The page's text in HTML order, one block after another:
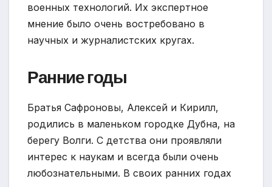
военных технологий. Их экспертное
мнение было очень востребовано в
научных и журналистских кругах.
Ранние годы
Братья Сафроновы, Алексей и Кирилл,
родились в маленьком городке Дубна, на
берегу Волги. С детства они проявляли
интерес к наукам и всегда были очень
любознательными. В своих ранних годах